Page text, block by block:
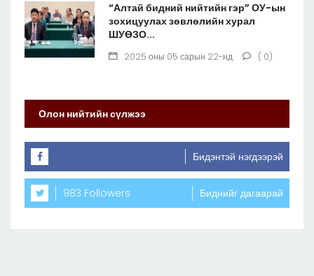
“Алтай бидний нийтийн гэр” ОУ-ын
зохицуулах зөвлөлийн хурал
ШУӨЗО...
2025 оны 05 сарын 22-нд ( 0)
Олон нийтийн сүлжээ
Бидэнтэй нэгдээрэй
983 Followers Биднийг дагаарай